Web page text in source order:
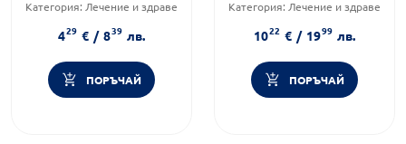
Категория: Лечение и здраве
429 € / 839 лв.
ПОРЪЧАЙ
Категория: Лечение и здраве
1022 € / 1999 лв.
ПОРЪЧАЙ